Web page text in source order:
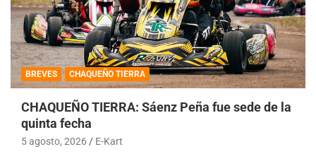
BREVES CHAQUEÑO TIERRA
CHAQUEÑO TIERRA: Sáenz Peña fue sede de la
quinta fecha
5 agosto, 2026 E-Kart